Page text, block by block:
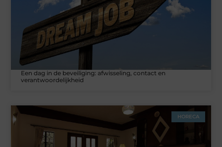
Een dag in de beveiliging: afwisseling, contact en
verantwoordelijkheid
HORECA